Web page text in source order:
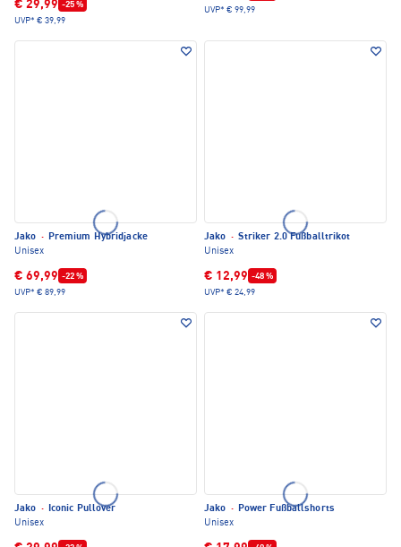
€ 29,99 -25 %
UVP* € 39,99
UVP* € 99,99
Jako · Premium Hybridjacke
Unisex
€ 69,99 -22 %
UVP* € 89,99
Jako · Striker 2.0 Fußballtrikot
Unisex
€ 12,99 -48 %
UVP* € 24,99
Jako · Iconic Pullover
Unisex
Jako · Power Fußballshorts
Unisex